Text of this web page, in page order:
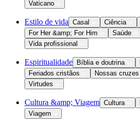
Vaticano
Estilo de vida Casal Ciência
For Her &amp; For Him
Saúde
Vida profissional
Espiritualidade Bíblia e doutrina
Feriados cristãos
Nossas cruzes
Virtudes
Cultura &amp; Viagem Cultura
Viagem